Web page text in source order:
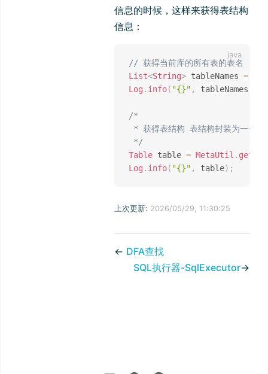
信息的时候，这样来获得表结构
信息：
// 获得当前库的所有表的表名
List<String> tableNames =
Log . info( "{}" , tableNames
/*
* 获得表结构 表结构封装为一个表
*/
Table table = MetaUtil .
Log . info( "{}" , table) ;
上次更新: 2026/05/29, 11:30:25
← DFA查找
SQL执行器-SqlExecutor→